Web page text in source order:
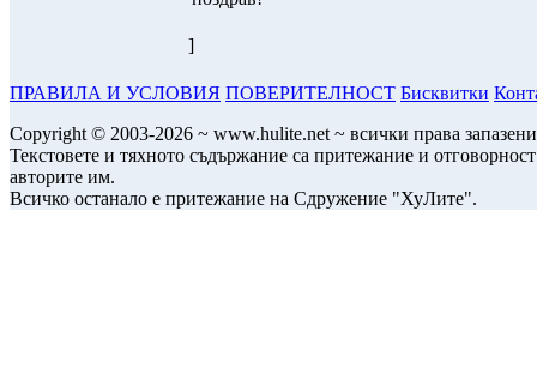
]
ПРАВИЛА И УСЛОВИЯ ПОВЕРИТЕЛНОСТ Бисквитки
Copyright © 2003-2026 ~ www.hulite.net ~ всички права
Текстовете и тяхното съдържание са притежание и
авторите им.
Всичко останало е притежание на Сдружение "ХуЛите".